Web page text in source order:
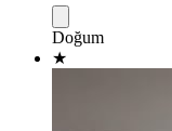
Doğum
★